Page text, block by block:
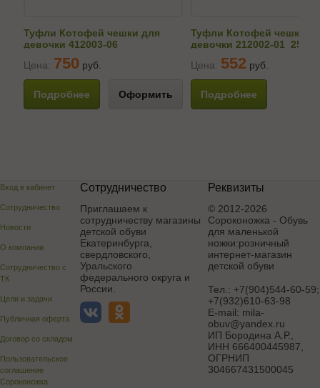
Туфли Котофей чешки для
девочки 412003-06
Цена: 750 руб.
Подробнее Оформить
Туфли Котофей чешки
девочки 212002-01_255
Цена: 552 руб.
Подробнее
Вход в кабинет
Сотрудничество
Новости
О компании
Сотрудничество с
ТК
Цели и задачи
Публичная оферта
Договор со складом
Пользовательское
соглашение
Сороконожка
Сотрудничество
Приглашаем к
сотрудничеству магазины
детской обуви
Екатеринбурга,
свердловского,
Уральского
федерального округа и
России.
Реквизиты
© 2012-2026
Сороконожка - Обувь
для маленькой
ножки:розничный
интернет-магазин
детской обуви
Тел.: +7(904)544-60-59;
+7(932)610-63-98
E-mail: mila-
obuv@yandex.ru
ИП Бородина А.Р.
ИНН 666400445987,
ОГРНИП
304667431500045